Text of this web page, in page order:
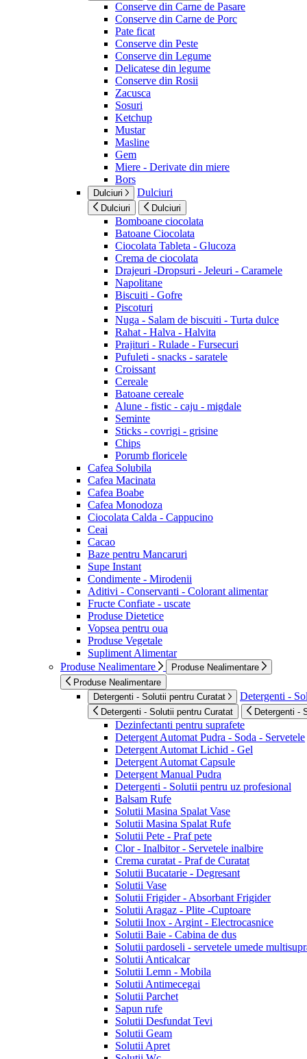
Conserve din Carne de Pasare
Conserve din Carne de Porc
Pate ficat
Conserve din Peste
Conserve din Legume
Delicatese din legume
Conserve din Rosii
Zacusca
Sosuri
Ketchup
Mustar
Masline
Gem
Miere - Derivate din miere
Bors
Dulciuri Dulciuri
Dulciuri Dulciuri
Bomboane ciocolata
Batoane Ciocolata
Ciocolata Tableta - Glucoza
Crema de ciocolata
Drajeuri -Dropsuri - Jeleuri - Caramele
Napolitane
Biscuiti - Gofre
Piscoturi
Nuga - Salam de biscuiti - Turta dulce
Rahat - Halva - Halvita
Prajituri - Rulade - Fursecuri
Pufuleti - snacks - saratele
Croissant
Cereale
Batoane cereale
Alune - fistic - caju - migdale
Seminte
Sticks - covrigi - grisine
Chips
Porumb floricele
Cafea Solubila
Cafea Macinata
Cafea Boabe
Cafea Monodoza
Ciocolata Calda - Cappucino
Ceai
Cacao
Baze pentru Mancaruri
Supe Instant
Condimente - Mirodenii
Aditivi - Conservanti - Colorant alimentar
Fructe Confiate - uscate
Produse Dietetice
Vopsea pentru oua
Produse Vegetale
Supliment Alimentar
Produse Nealimentare
Produse Nealimentare
Produse Nealimentare
Detergenti - Solutii pentru Curatat
Detergenti -
Detergenti - Solutii pentru Curatat Detergenti -
Dezinfectanti pentru suprafete
Detergent Automat Pudra - Soda - Servetele
Detergent Automat Lichid - Gel
Detergent Automat Capsule
Detergent Manual Pudra
Detergenti - Solutii pentru uz profesional
Balsam Rufe
Solutii Masina Spalat Vase
Solutii Masina Spalat Rufe
Solutii Pete - Praf pete
Clor - Inalbitor - Servetele inalbire
Crema curatat - Praf de Curatat
Solutii Bucatarie - Degresant
Solutii Vase
Solutii Frigider - Absorbant Frigider
Solutii Aragaz - Plite -Cuptoare
Solutii Inox - Argint - Electrocasnice
Solutii Baie - Cabina de dus
Solutii pardoseli - servetele umede
Solutii Anticalcar
Solutii Lemn - Mobila
Solutii Antimecegai
Solutii Parchet
Sapun rufe
Solutii Desfundat Tevi
Solutii Geam
Solutii Apret